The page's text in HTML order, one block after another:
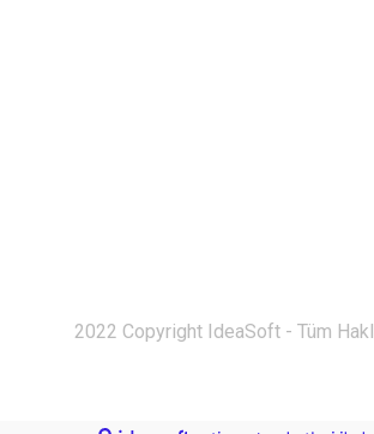
2022 Copyright IdeaSoft - Tüm